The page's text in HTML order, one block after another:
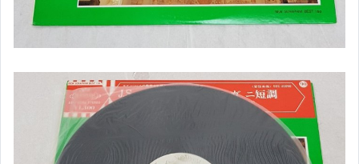
。日本漆器。
。日本瓷器。
。日本掛畫。
。日本香蘭社。